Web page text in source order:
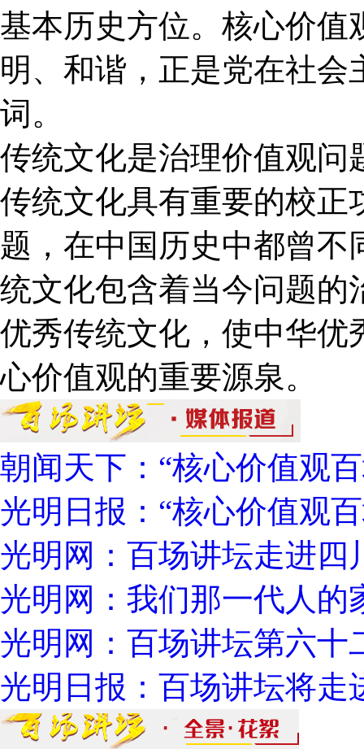
基本历史方位。核心价值
明、和谐，正是党在社
词。
传统文化是治理价值观问
传统文化具有重要的校正
题，在中国历史中都曾
统文化包含着当今问题的
优秀传统文化，使中华优
心价值观的重要源泉。
朝闻天下：“核心价值观
光明日报：“核心价值观
光明网：百场讲坛走进四
光明网：我们那一代人的
光明网：百场讲坛第六十
光明日报：百场讲坛将走